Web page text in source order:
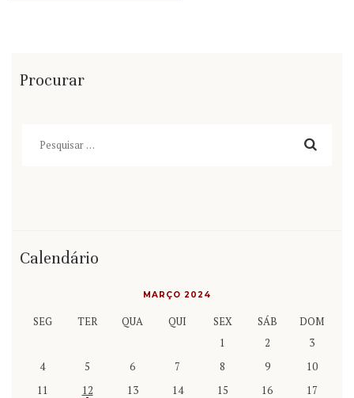
Procurar
Calendário
MARÇO 2024
SEG TER QUA QUI SEX SÁB
DOM
1
2
3
4
5 6 7 8 9
10
11
12 13 14 15 16
17